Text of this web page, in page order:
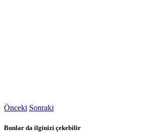
Önceki Sonraki
Bunlar da ilginizi çekebilir